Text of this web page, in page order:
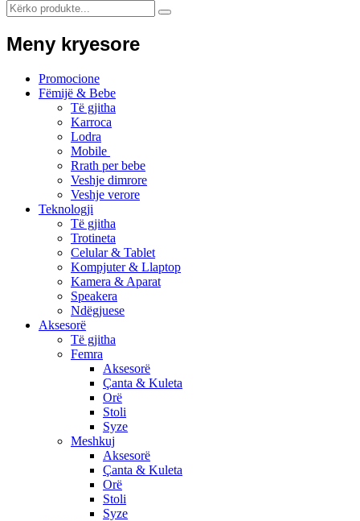
Meny kryesore
Promocione
Fëmijë & Bebe
Të gjitha
Karroca
Lodra
Mobile
Rrath per bebe
Veshje dimrore
Veshje verore
Teknologji
Të gjitha
Trotineta
Celular & Tablet
Kompjuter & Llaptop
Kamera & Aparat
Speakera
Ndëgjuese
Aksesorë
Të gjitha
Femra
Aksesorë
Çanta & Kuleta
Orë
Stoli
Syze
Meshkuj
Aksesorë
Çanta & Kuleta
Orë
Stoli
Syze